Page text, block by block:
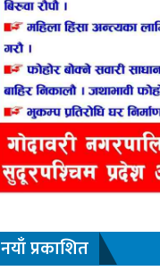
नयाँ प्रकाशित